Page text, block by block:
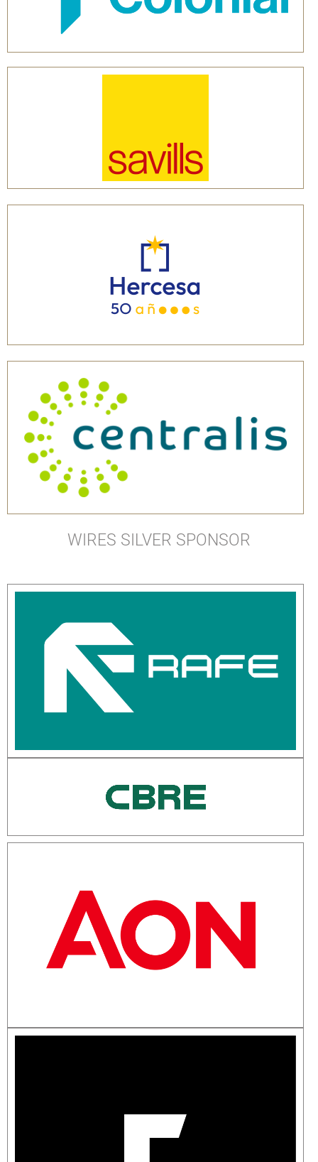
WIRES SILVER SPONSOR